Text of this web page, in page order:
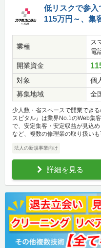
低リスクで参
115万円～、集
業種
ス
電
開業資金
対象
個
募集地域
全
少人数・省スペースで開業でき
スピタル』は業界No.1のWeb集
で、安定集客・安定収益が見込
など、複数の修理業の取り扱いも
法人の新規事業向け
詳細を見る